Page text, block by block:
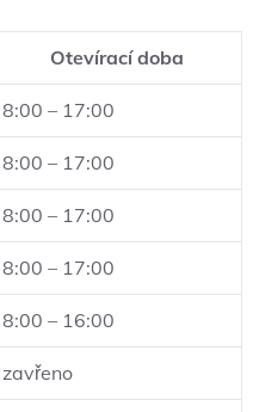
Otevírací doba
8:00 – 17:00
8:00 – 17:00
8:00 – 17:00
8:00 – 17:00
8:00 – 16:00
zavřeno